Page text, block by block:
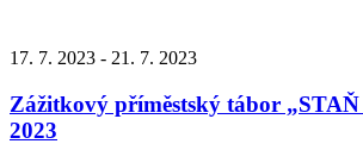
17. 7. 2023 - 21. 7. 2023
Zážitkový příměstský tábor
2023